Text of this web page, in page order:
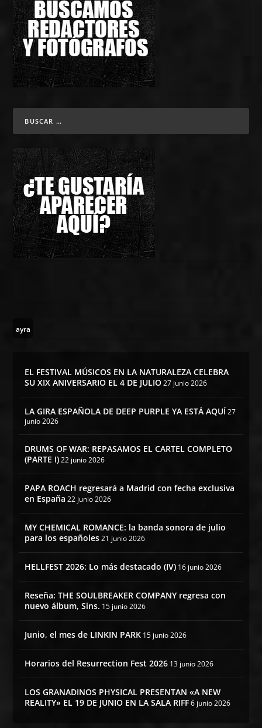
ayra
EL FESTIVAL MÚSICOS EN LA NATURALEZA CELEBRA
SU XIX ANIVERSARIO EL 4 DE JULIO 27 junio 2026
LA GIRA ESPAÑOLA DE DEEP PURPLE YA ESTÁ AQUÍ 27
junio 2026
DRUMS OF WAR: REPASAMOS EL CARTEL COMPLETO
(PARTE I) 22 junio 2026
PAPA ROACH regresará a Madrid con fecha exclusiva
en España 22 junio 2026
MY CHEMICAL ROMANCE: la banda sonora de julio
para los españoles 21 junio 2026
HELLFEST 2026: Lo más destacado (IV) 16 junio 2026
Reseña: THE SOULBREAKER COMPANY regresa con
nuevo álbum, Sins. 15 junio 2026
Junio, el mes de LINKIN PARK 15 junio 2026
Horarios del Resurrection Fest 2026 13 junio 2026
LOS GRANADINOS PHYSICAL PRESENTAN «A NEW
REALITY» EL 19 DE JUNIO EN LA SALA RIFF 6 junio 2026